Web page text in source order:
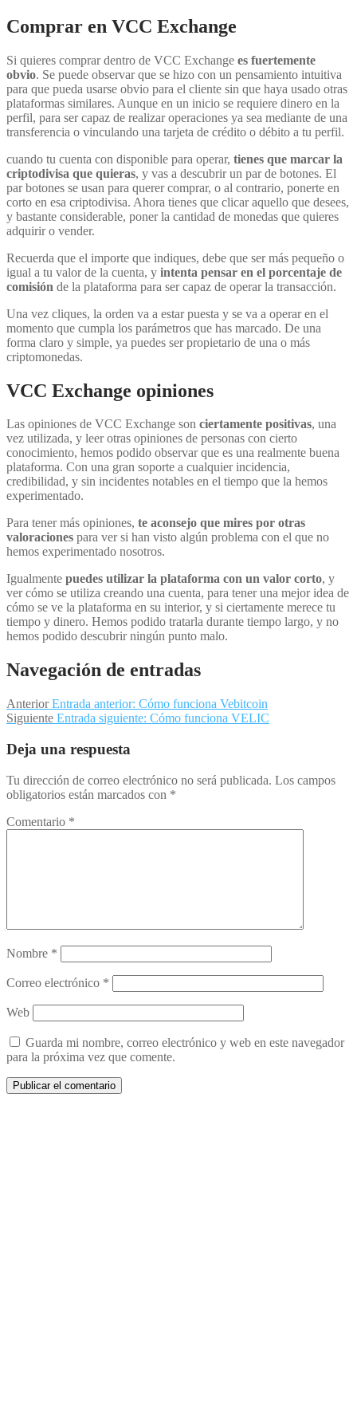
Comprar en VCC Exchange
Si quieres comprar dentro de VCC Exchange es fuertemente
obvio. Se puede observar que se hizo con un pensamiento intuitiva
para que pueda usarse obvio para el cliente sin que haya usado otras
plataformas similares. Aunque en un inicio se requiere dinero en la
perfil, para ser capaz de realizar operaciones ya sea mediante de una
transferencia o vinculando una tarjeta de crédito o débito a tu perfil.
cuando tu cuenta con disponible para operar, tienes que marcar la
criptodivisa que quieras, y vas a descubrir un par de botones. El
par botones se usan para querer comprar, o al contrario, ponerte en
corto en esa criptodivisa. Ahora tienes que clicar aquello que desees,
y bastante considerable, poner la cantidad de monedas que quieres
adquirir o vender.
Recuerda que el importe que indiques, debe que ser más pequeño o
igual a tu valor de la cuenta, y intenta pensar en el porcentaje de
comisión de la plataforma para ser capaz de operar la transacción.
Una vez cliques, la orden va a estar puesta y se va a operar en el
momento que cumpla los parámetros que has marcado. De una
forma claro y simple, ya puedes ser propietario de una o más
criptomonedas.
VCC Exchange opiniones
Las opiniones de VCC Exchange son ciertamente positivas, una
vez utilizada, y leer otras opiniones de personas con cierto
conocimiento, hemos podido observar que es una realmente buena
plataforma. Con una gran soporte a cualquier incidencia,
credibilidad, y sin incidentes notables en el tiempo que la hemos
experimentado.
Para tener más opiniones, te aconsejo que mires por otras
valoraciones para ver si han visto algún problema con el que no
hemos experimentado nosotros.
Igualmente puedes utilizar la plataforma con un valor corto, y
ver cómo se utiliza creando una cuenta, para tener una mejor idea de
cómo se ve la plataforma en su interior, y si ciertamente merece tu
tiempo y dinero. Hemos podido tratarla durante tiempo largo, y no
hemos podido descubrir ningún punto malo.
Navegación de entradas
Anterior Entrada anterior: Cómo funciona Vebitcoin
Siguiente Entrada siguiente: Cómo funciona VELIC
Deja una respuesta
Tu dirección de correo electrónico no será publicada. Los campos
obligatorios están marcados con *
Comentario *
Nombre *
Correo electrónico *
Web
Guarda mi nombre, correo electrónico y web en este navegador
para la próxima vez que comente.